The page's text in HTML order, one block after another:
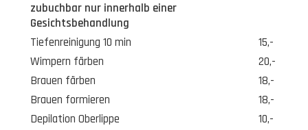
zubuchbar nur innerhalb einer
Gesichtsbehandlung
Tiefenreinigung 10 min
15,-
Wimpern färben
20,-
Brauen färben
18,-
Brauen formieren
18,-
Depilation Oberlippe
10,-